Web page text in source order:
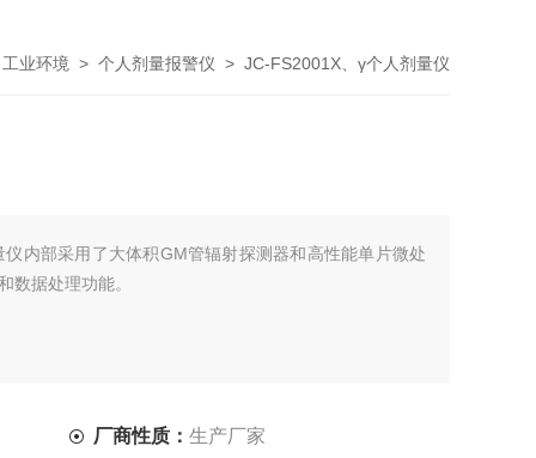
工业环境 > 个人剂量报警仪 > JC-FS2001X、γ个人剂量仪
内部采用了大体积GM管辐射探测器和高性能单片微处
数据处理功能。
厂商性质： 生产厂家